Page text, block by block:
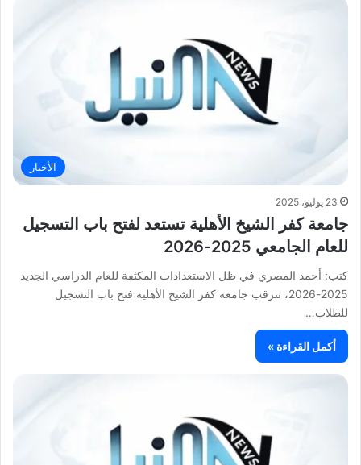
الأخبار
23 يوليو، 2025
جامعة كفر الشيخ الأهلية تستعد لفتح باب التسجيل
للعام الجامعي 2025-2026
كتب: أحمد المصري في ظل الاستعدادات المكثفة للعام الدراسي الجديد
2025-2026، تترقب جامعة كفر الشيخ الأهلية فتح باب التسجيل
للطلاب…
أكمل القراءة »